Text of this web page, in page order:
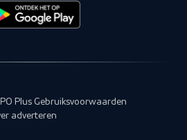
Plus Gebruiksvoorwaarden
adverteren